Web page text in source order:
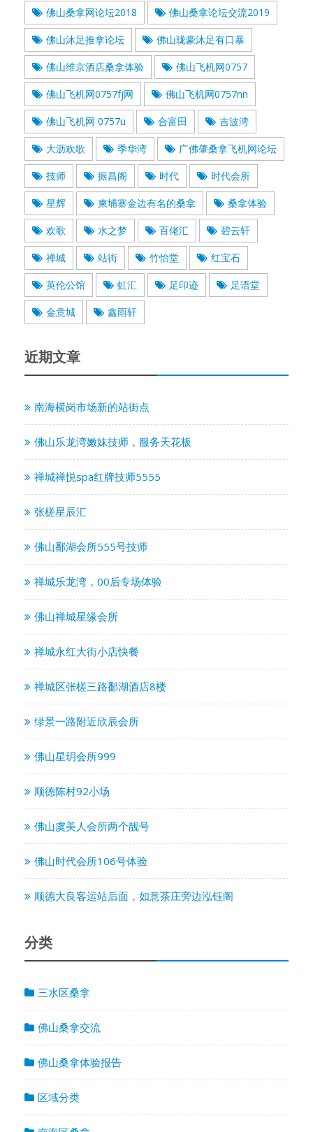
佛山桑拿网论坛2018 佛山桑拿论坛交流2019
佛山沐足推拿论坛 佛山珑豪沐足有口暴
佛山维京酒店桑拿体验 佛山飞机网0757
佛山飞机网0757fj网 佛山飞机网0757nn
佛山飞机网 0757u 合富田 吉波湾
大沥欢歌 季华湾 广佛肇桑拿飞机网论坛
技师 振昌阁 时代 时代会所
星辉 柬埔寨金边有名的桑拿 桑拿体验
欢歌 水之梦 百佬汇 碧云轩
禅城 站街 竹怡堂 红宝石
英伦公馆 虹汇 足印迹 足语堂
金意城 鑫雨轩
近期文章
南海横岗市场新的站街点
佛山乐龙湾嫩妹技师，服务天花板
禅城禅悦spa红牌技师5555
张槎星辰汇
佛山鄱湖会所555号技师
禅城乐龙湾，00后专场体验
佛山禅城星缘会所
禅城永红大街小店快餐
禅城区张槎三路鄱湖酒店8楼
绿景一路附近欣辰会所
佛山星玥会所999
顺德陈村92小场
佛山虞美人会所两个靓号
佛山时代会所106号体验
顺德大良客运站后面，如意茶庄旁边泓钰阁
分类
三水区桑拿
佛山桑拿交流
佛山桑拿体验报告
区域分类